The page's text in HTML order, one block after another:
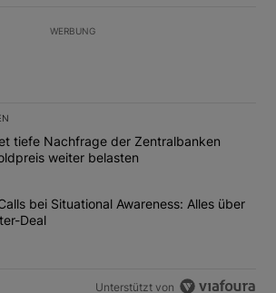
WERBUNG
Liste der am meisten kommentierten
dem Titel "Unerwartet tiefe Nachfrage der
tiefe Nachfrage der Zentralbanken
weiter belasten
dem Titel "Margin Calls bei Situational
bei Situational Awareness: Alles über
Deal
Unterstützt von